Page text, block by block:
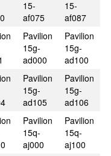
15-
af075
15-
af087
Pavilion
15g-
ad000
Pavilion
15g-
ad100
Pavilion
15g-
ad105
Pavilion
15g-
ad106
Pavilion
15q-
aj000
Pavilion
15q-
aj100